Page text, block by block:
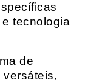
tecnologia
de
versáteis,